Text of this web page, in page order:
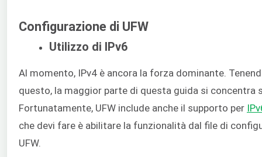
Configurazione di UFW
Utilizzo di IPv6
Al momento, IPv4 è ancora la forza dominante.
questo, la maggior parte di questa guida si concentra
Fortunatamente, UFW include anche il supporto per
che devi fare è abilitare la funzionalità dal file di
UFW.